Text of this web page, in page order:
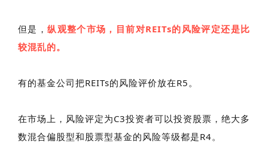
但是，纵观整个市场，目前对REITs的风险评定还是比
较混乱的。
有的基金公司把REITs的风险评价放在R5。
在市场上，风险评定为C3投资者可以投资股票，绝大多
数混合偏股型和股票型基金的风险等级都是R4。